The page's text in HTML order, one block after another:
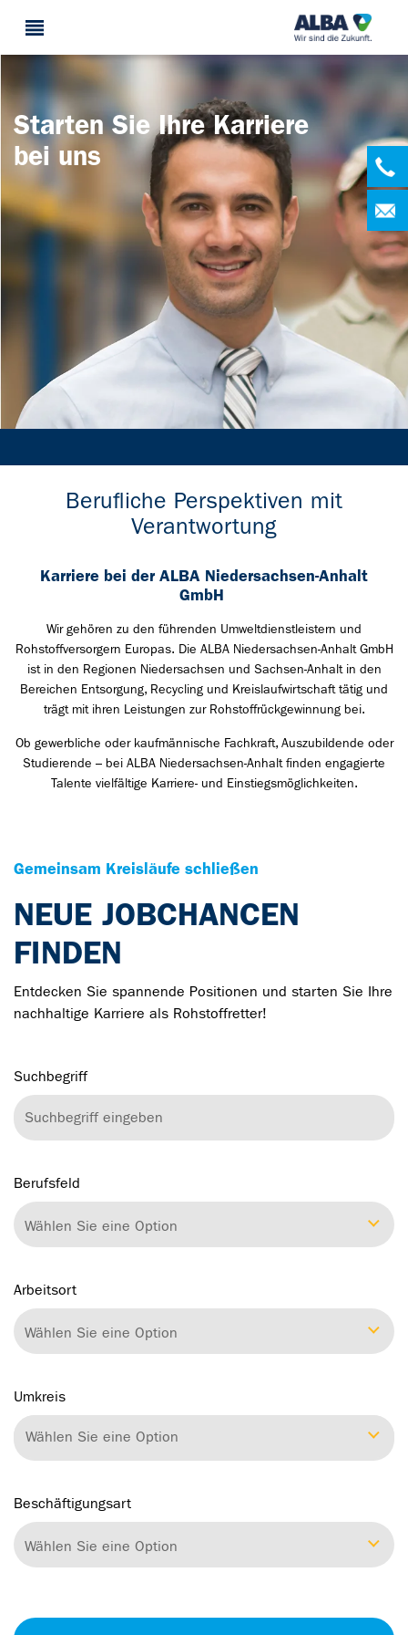
Starten Sie Ihre Karriere
bei uns
Berufliche Perspektiven mit
Verantwortung
Karriere bei der ALBA Niedersachsen-Anhalt
GmbH
Wir gehören zu den führenden Umweltdienstleistern und
Rohstoffversorgern Europas. Die ALBA Niedersachsen-Anhalt GmbH
ist in den Regionen Niedersachsen und Sachsen-Anhalt in den
Bereichen Entsorgung, Recycling und Kreislaufwirtschaft tätig und
trägt mit ihren Leistungen zur Rohstoffrückgewinnung bei.
Ob gewerbliche oder kaufmännische Fachkraft, Auszubildende oder
Studierende – bei ALBA Niedersachsen-Anhalt finden engagierte
Talente vielfältige Karriere- und Einstiegsmöglichkeiten.
Gemeinsam Kreisläufe schließen
NEUE JOBCHANCEN
FINDEN
Entdecken Sie spannende Positionen und starten Sie Ihre
nachhaltige Karriere als Rohstoffretter!
Suchbegriff
Berufsfeld
Wählen Sie eine Option
Arbeitsort
Wählen Sie eine Option
Umkreis
Wählen Sie eine Option
Beschäftigungsart
Wählen Sie eine Option